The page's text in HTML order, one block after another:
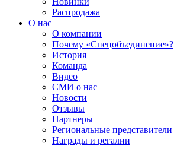
Распродажа
О нас
О компании
Почему «Спецобъединение»?
История
Команда
Видео
СМИ о нас
Новости
Отзывы
Партнеры
Региональные представители
Награды и регалии